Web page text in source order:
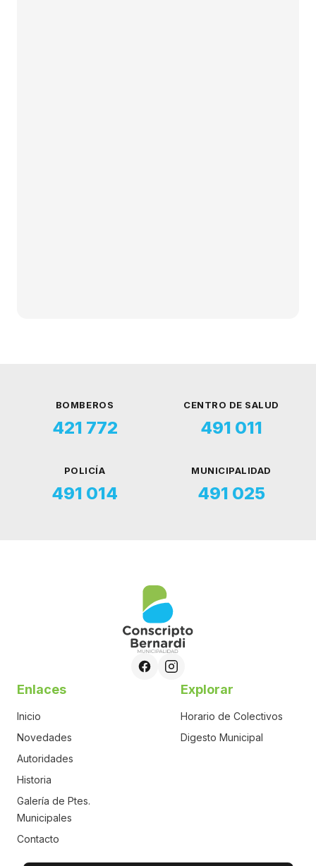
BOMBEROS
421 772
CENTRO DE SALUD
491 011
POLICÍA
491 014
MUNICIPALIDAD
491 025
Enlaces
Inicio
Novedades
Autoridades
Historia
Galería de Ptes.
Municipales
Contacto
Explorar
Horario de Colectivos
Digesto Municipal